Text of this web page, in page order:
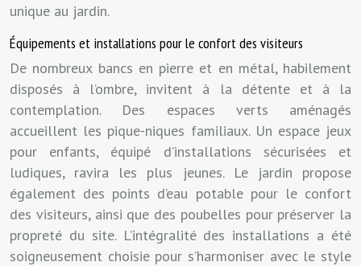
unique au jardin.
Équipements et installations pour le confort des visiteurs
De nombreux bancs en pierre et en métal, habilement
disposés à l’ombre, invitent à la détente et à la
contemplation. Des espaces verts aménagés
accueillent les pique-niques familiaux. Un espace jeux
pour enfants, équipé d’installations sécurisées et
ludiques, ravira les plus jeunes. Le jardin propose
également des points d’eau potable pour le confort
des visiteurs, ainsi que des poubelles pour préserver la
propreté du site. L’intégralité des installations a été
soigneusement choisie pour s’harmoniser avec le style